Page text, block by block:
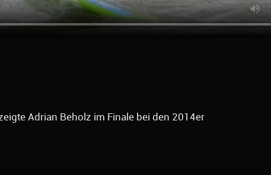
Adrian Beholz im Finale bei den 2014er